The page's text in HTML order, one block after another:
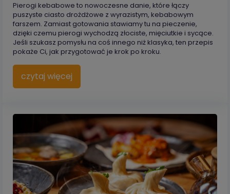
Pierogi kebabowe to nowoczesne danie, które łączy
puszyste ciasto drożdżowe z wyrazistym, kebabowym
farszem. Zamiast gotowania stawiamy tu na pieczenie,
dzięki czemu pierogi wychodzą złociste, mięciutkie i sycące.
Jeśli szukasz pomysłu na coś innego niż klasyka, ten przepis
pokaże Ci, jak przygotować je krok po kroku.
czytaj więcej